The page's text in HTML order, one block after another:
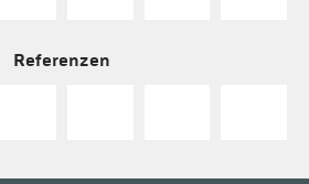
Referenzen